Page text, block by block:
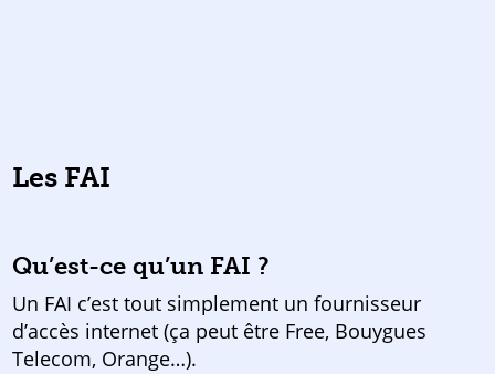
Les FAI
Qu’est-ce qu’un FAI ?
Un FAI c’est tout simplement un fournisseur
d’accès internet (ça peut être Free, Bouygues
Telecom, Orange…).